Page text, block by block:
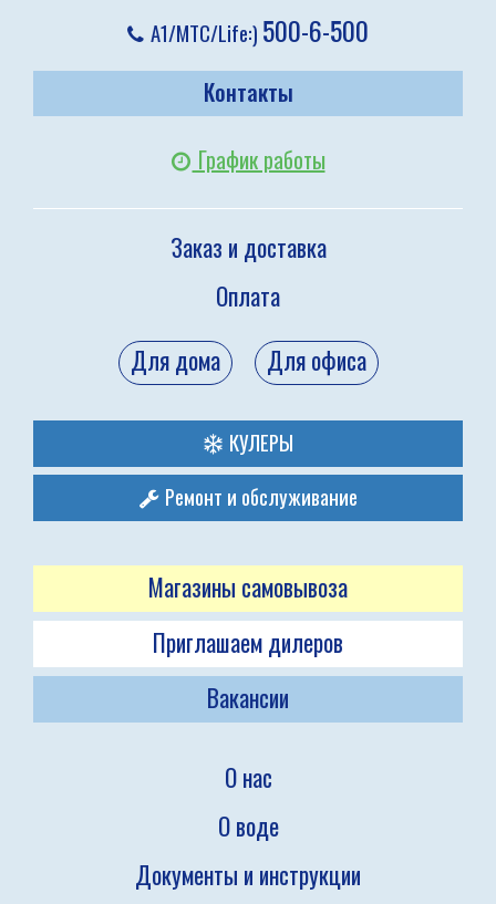
A1/МТС/Life:) 500-6-500
Контакты
График работы
Заказ и доставка
Оплата
Для дома
Для офиса
КУЛЕРЫ
Ремонт и обслуживание
Магазины самовывоза
Приглашаем дилеров
Вакансии
О нас
О воде
Документы и инструкции